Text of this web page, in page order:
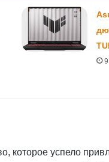
которое успело